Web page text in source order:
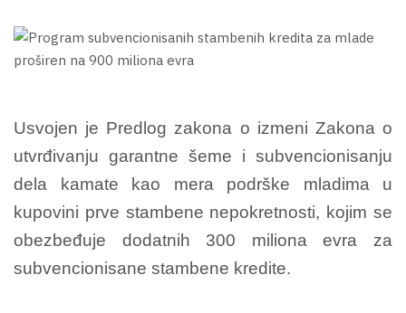
Usvojen je Predlog zakona o izmeni Zakona o
utvrđivanju garantne šeme i subvencionisanju
dela kamate kao mera podrške mladima u
kupovini prve stambene nepokretnosti, kojim se
obezbeđuje dodatnih 300 miliona evra za
subvencionisane stambene kredite.